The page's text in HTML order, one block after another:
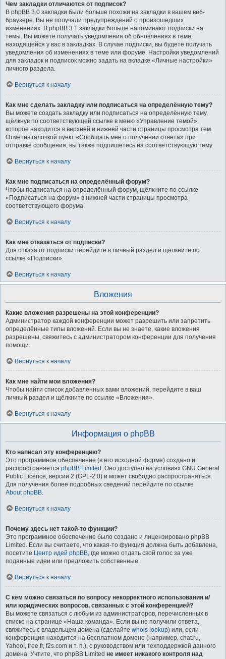
Чем закладки отличаются от подписок?
В phpBB 3.0 закладки были больше похожи на закладки в вашем веб-
браузере. Вы не получали предупреждений о произошедших
изменениях. В phpBB 3.1 закладки больше напоминают подписки на
темы. Вы можете получать уведомления об обновлениях в теме,
находящейся у вас в закладках. В случае подписки, вы будете получать
уведомления об изменениях в теме или форуме. Настройки уведомлений
для закладок и подписок можно задать на вкладке «Личные настройки»
личного раздела.
Вернуться к началу
Как мне сделать закладку или подписаться на определённую тему?
Вы можете создать закладку или подписаться на определённую тему,
щёлкнув по соответствующей ссылке в меню «Управление темой»,
которое находится в верхней и нижней части страницы просмотра тем.
Отметив галочкой пункт «Сообщать мне о получении ответа» при
отправке сообщения, вы также подпишетесь на соответствующую тему.
Вернуться к началу
Как мне подписаться на определённый форум?
Чтобы подписаться на определённый форум, щёлкните по ссылке
«Подписаться на форум» в нижней части страницы просмотра
соответствующего форума.
Вернуться к началу
Как мне отказаться от подписки?
Для отказа от подписки перейдите в личный раздел и щёлкните по
ссылке «Подписки».
Вернуться к началу
Вложения
Какие вложения разрешены на этой конференции?
Администратор каждой конференции может разрешить или запретить
определённые типы вложений. Если вы не знаете, какие вложения
разрешены, свяжитесь с администратором конференции для получения
помощи.
Вернуться к началу
Как мне найти мои вложения?
Чтобы найти список добавленных вами вложений, перейдите в ваш
личный раздел и щёлкните по ссылке «Вложения».
Вернуться к началу
Информация о phpBB
Кто написал эту конференцию?
Это программное обеспечение (в его исходной форме) создано и
распространяется phpBB Limited . Оно доступно на условиях GNU General
Public Licence, версии 2 (GPL-2.0) и может свободно распространяться.
Для получения более подробных сведений перейдите по ссылке
About phpBB.
Вернуться к началу
Почему здесь нет такой-то функции?
Это программное обеспечение было создано и лицензировано phpBB
Limited. Если вы считаете, что какая-то функция должна быть добавлена,
посетите Центр идей phpBB, где можно отдать свой голос за уже
поданные идеи или предложить собственные.
Вернуться к началу
С кем можно связаться по вопросу некорректного использования и/
или юридических вопросов, связанных с этой конференцией?
Вы можете связаться с любым из администраторов, перечисленных в
списке на странице «Наша команда». Если вы не получили ответа,
свяжитесь с владельцем домена (сделайте whois lookup) или, если
конференция находится на бесплатном домене (например, chat.ru,
Yahoo!, free.fr, f2s.com и т. п.), с руководством или техподдержкой данного
домена. Учтите, что phpBB Limited не имеет никакого контроля над